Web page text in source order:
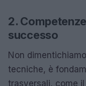
2.
successo
Non
tecniche, è
trasversali, come